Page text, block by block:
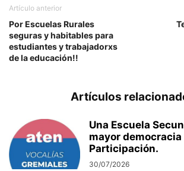
Artículo anterior
Por Escuelas Rurales
seguras y habitables para
estudiantes y trabajadorxs
de la educación!!
Artículos
Una Escuela
mayor democracia
Participación.
30/07/2026